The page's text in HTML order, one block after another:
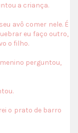
a criança.
avô comer nele. É
eu faço outro,
o filho.
perguntou,
o prato de barro